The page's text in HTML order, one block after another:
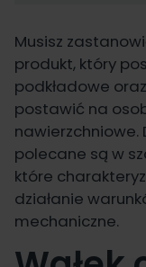
Musisz
produkt, który
podkładowe
postawić na
polecane są w
które
działanie
mechaniczne.